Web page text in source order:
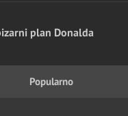
plan Donalda
Popularno